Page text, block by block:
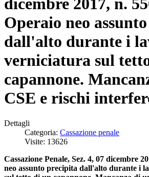
Operaio neo
dall'alto durante i
verniciatura sul
capannone.
CSE e rischi
Dettagli
Categoria: Cassazione penale
Visite: 13626
Cassazione Penale, Sez. 4, 07 dicembre
neo assunto precipita dall'alto durante i